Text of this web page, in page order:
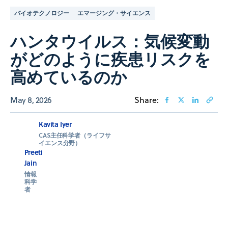
バイオテクノロジー エマージング・サイエンス
ハンタウイルス：気候変動
がどのように疾患リスクを
高めているのか
May 8, 2026 Share:
Kavita Iyer
CAS主任科学者（ライフサ
イエンス分野）
Preeti
Jain
情報
科学
者